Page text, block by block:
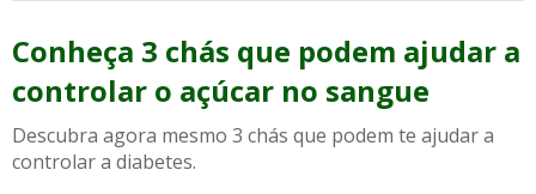
Conheça 3 chás que podem ajudar a
controlar o açúcar no sangue
Descubra agora mesmo 3 chás que podem te ajudar a
controlar a diabetes.